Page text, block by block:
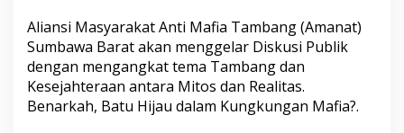
Aliansi Masyarakat Anti Mafia Tambang (Amanat)
Sumbawa Barat akan menggelar Diskusi Publik
dengan mengangkat tema Tambang dan
Kesejahteraan antara Mitos dan Realitas.
Benarkah, Batu Hijau dalam Kungkungan Mafia?.